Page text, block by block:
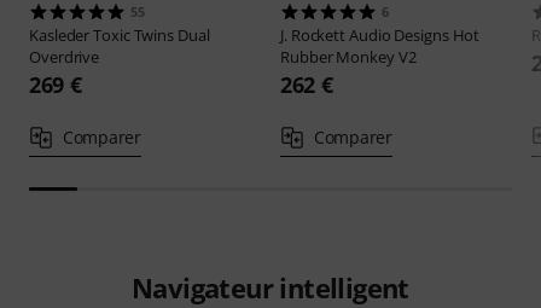
55
KaslederToxic Twins Dual
Overdrive
269 €
Comparer
6
J. Rockett Audio Designs Hot
Rubber Monkey V2
262 €
Comparer
Navigateur intelligent